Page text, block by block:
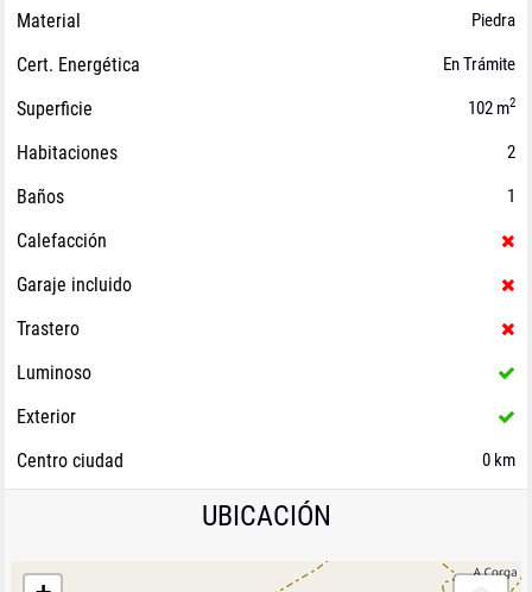
Material Piedra
Cert. Energética En Trámite
Superficie 102 m2
Habitaciones 2
Baños 1
Calefacción
Garaje incluido
Trastero
Luminoso
Exterior
Centro ciudad
0 km
UBICACIÓN